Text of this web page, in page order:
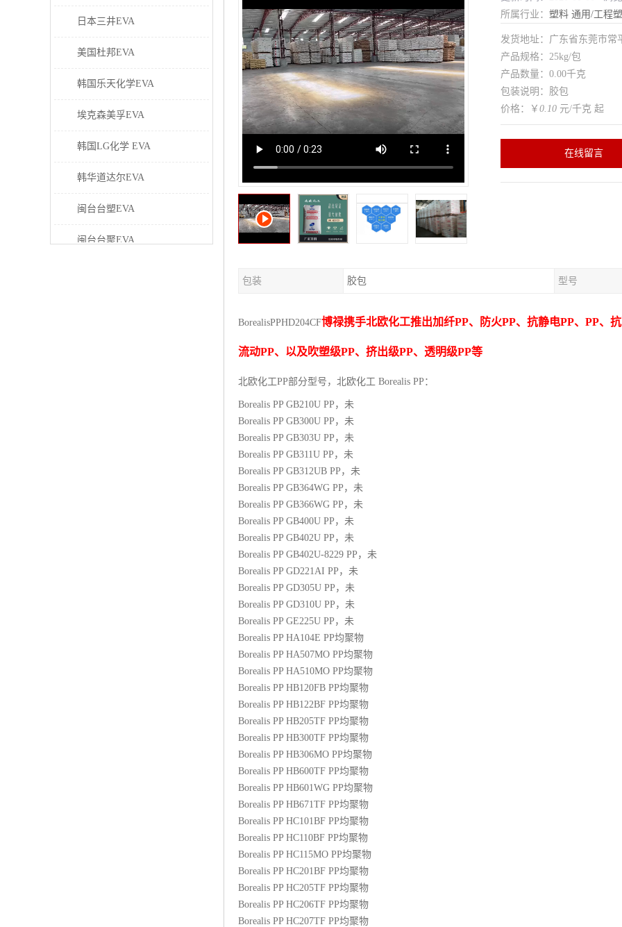
日本三井EVA
美国杜邦EVA
韩国乐天化学EVA
埃克森美孚EVA
韩国LG化学 EVA
韩华道达尔EVA
闽台台塑EVA
闽台台聚EVA
所属行业： 塑料 通用/工程
发货地址：广东省东莞市常
产品规格：25kg/包
产品数量：0.00千克
包装说明：胶包
价格：￥ 0.10 元/千克 起
在线留言
包装 胶包 型号
BorealisPPHD204CF博禄携手北欧化工推出加纤PP、防火PP、抗静电PP、 PP、
流动PP、以及吹塑级PP、挤出级PP、透明级PP等
北欧化工PP部分型号，北欧化工 Borealis PP：
Borealis PP GB210U PP ，未
Borealis PP GB300U PP ，未
Borealis PP GB303U PP ，未
Borealis PP GB311U PP ，未
Borealis PP GB312UB PP ，未
Borealis PP GB364WG PP ，未
Borealis PP GB366WG PP ，未
Borealis PP GB400U PP ，未
Borealis PP GB402U PP ，未
Borealis PP GB402U-8229 PP ，未
Borealis PP GD221AI PP ，未
Borealis PP GD305U PP ，未
Borealis PP GD310U PP ，未
Borealis PP GE225U PP ，未
Borealis PP HA104E PP均聚物
Borealis PP HA507MO PP均聚物
Borealis PP HA510MO PP均聚物
Borealis PP HB120FB PP均聚物
Borealis PP HB122BF PP均聚物
Borealis PP HB205TF PP均聚物
Borealis PP HB300TF PP均聚物
Borealis PP HB306MO PP均聚物
Borealis PP HB600TF PP均聚物
Borealis PP HB601WG PP均聚物
Borealis PP HB671TF PP均聚物
Borealis PP HC101BF PP均聚物
Borealis PP HC110BF PP均聚物
Borealis PP HC115MO PP均聚物
Borealis PP HC201BF PP均聚物
Borealis PP HC205TF PP均聚物
Borealis PP HC206TF PP均聚物
Borealis PP HC207TF PP均聚物